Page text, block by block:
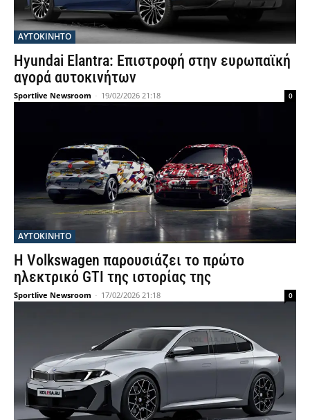
ΑΥΤΟΚΙΝΗΤΟ
Hyundai Elantra: Επιστροφή στην ευρωπαϊκή
αγορά αυτοκινήτων
Sportlive Newsroom - 19/02/2026 21:18 0
ΑΥΤΟΚΙΝΗΤΟ
Η Volkswagen παρουσιάζει το πρώτο
ηλεκτρικό GTI της ιστορίας της
Sportlive Newsroom - 17/02/2026 21:18 0